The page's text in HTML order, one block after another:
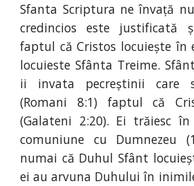
Sfanta Scriptura ne învață
credincios este
faptul că Cristos locuiește în
locuieste Sfânta Treime.
ii invata pecreștinii care
(Romani 8:1) faptul că
(Galateni 2:20). Ei trăiesc
comuniune cu Dumnezeu
numai că Duhul Sfânt
ei au arvuna Duhului în